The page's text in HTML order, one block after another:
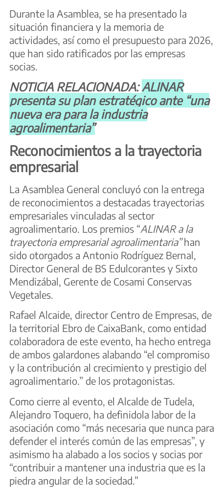
Durante la Asamblea, se ha presentado la
situación financiera y la memoria de
actividades, así como el presupuesto para 2026,
que han sido ratificados por las empresas
socias.
NOTICIA RELACIONADA:ALINAR
presenta su plan estratégico ante “una
nueva era para la industria
agroalimentaria”
Reconocimientos a la trayectoria
empresarial
La Asamblea General concluyó con la entrega
de reconocimientos a destacadas trayectorias
empresariales vinculadas al sector
agroalimentario. Los premios “ALINAR a la
trayectoria empresarial agroalimentaria”han
sido otorgados a Antonio Rodríguez Bernal,
Director General de BS Edulcorantes y Sixto
Mendizábal, Gerente de Cosami Conservas
Vegetales.
Rafael Alcaide, director Centro de Empresas, de
la territorial Ebro de CaixaBank, como entidad
colaboradora de este evento, ha hecho entrega
de ambos galardones alabando “el compromiso
y la contribución al crecimiento y prestigio del
agroalimentario.” de los protagonistas.
Como cierre al evento, el Alcalde de Tudela,
Alejandro Toquero, ha definidola labor de la
asociación como “más necesaria que nunca para
defender el interés común de las empresas”, y
asimismo ha alabado a los socios y socias por
“contribuir a mantener una industria que es la
piedra angular de la sociedad.”